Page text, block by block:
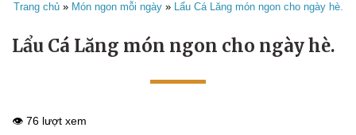
Trang chủ» Món ngon mỗi ngày» Lẩu Cá Lăng món ngon cho ngày hè.
Lẩu Cá Lăng món ngon cho ngày hè.
👁️ 76 lượt xem